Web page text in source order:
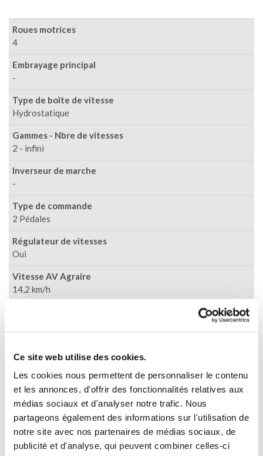
Ce site web utilise des cookies.
Les cookies nous permettent de personnaliser le contenu
et les annonces, d'offrir des fonctionnalités relatives aux
médias sociaux et d'analyser notre trafic. Nous
partageons également des informations sur l'utilisation de
notre site avec nos partenaires de médias sociaux, de
publicité et d'analyse, qui peuvent combiner celles-ci
Roues motrices
4
Embrayage principal
-
Type de boîte de vitesse
Hydrostatique
Gammes - Nbre de vitesses
2 - infini
Inverseur de marche
-
Type de commande
2 Pédales
Régulateur de vitesses
Oui
Vitesse AV Agraire
14,2 km/h
Oui
PDF arrière
Engagement